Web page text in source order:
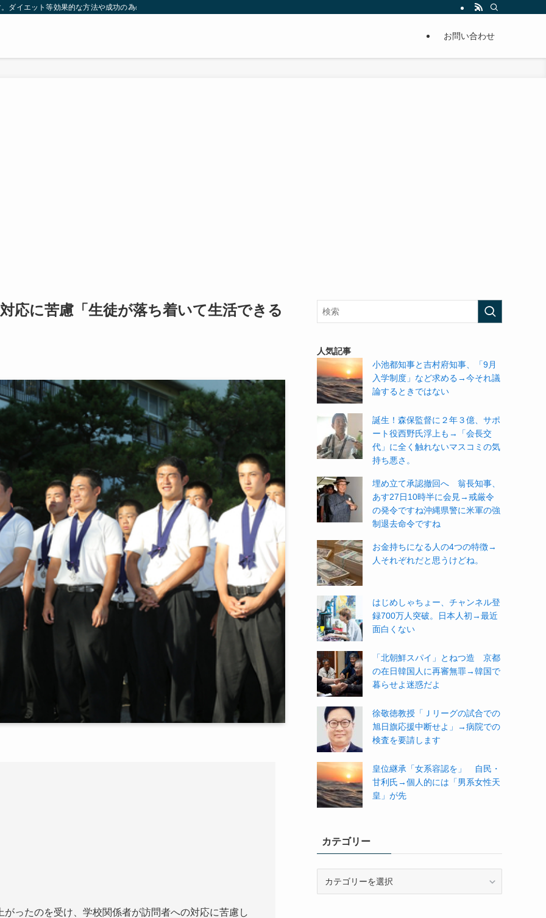
ダイエット等効果的な方法や成功の為の秘訣等。太ったり悩んでいる方々が簡単に痩せることが出来るように分かりやすくまとめています。
お問い合わせ
応に苦慮「生徒が落ち着いて生活できる
ったのを受け、学校関係者が訪問者への対応に苦慮し
人気記事
小池都知事と吉村府知事、「9月
入学制度」など求める→今それ議
論するときではない
誕生！森保監督に２年３億、サポ
ート役西野氏浮上も→「会長交
代」に全く触れないマスコミの気
持ち悪さ。
埋め立て承認撤回へ 翁長知事、
あす27日10時半に会見→戒厳令
の発令ですね沖縄県警に米軍の強
制退去命令ですね
お金持ちになる人の4つの特徴→
人それぞれだと思うけどね。
はじめしゃちょー、チャンネル登
録700万人突破。日本人初→最近
面白くない
「北朝鮮スパイ」とねつ造 京都
の在日韓国人に再審無罪→韓国で
暮らせよ迷惑だよ
徐敬徳教授「Ｊリーグの試合での
旭日旗応援中断せよ」→病院での
検査を要請します
皇位継承「女系容認を」 自民・
甘利氏→個人的には「男系女性天
皇」が先
カテゴリー